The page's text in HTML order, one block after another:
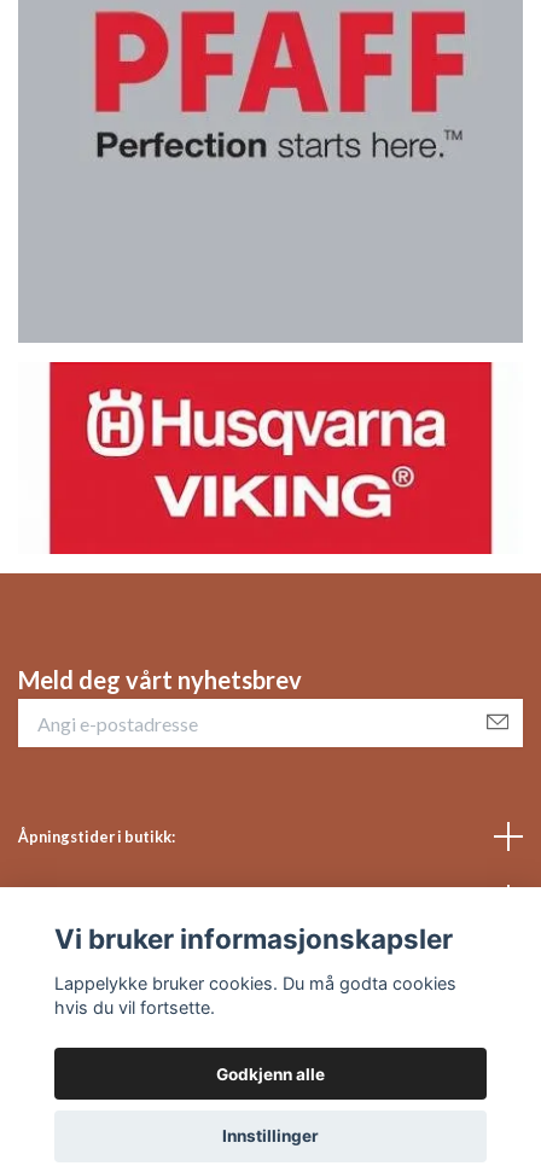
Meld deg vårt nyhetsbrev
Åpningstider i butikk:
© 2026 Lappelykke Powered by Quickbutik
Vi bruker informasjonskapsler
Lappelykke bruker cookies. Du må godta cookies
hvis du vil fortsette.
Godkjenn alle
Innstillinger